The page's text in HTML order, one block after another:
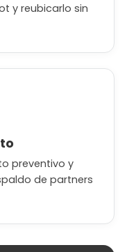
y reubicarlo sin
preventivo y
de partners